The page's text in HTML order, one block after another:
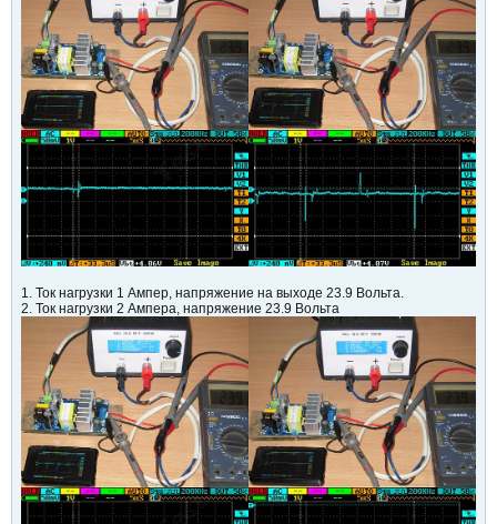
1. Ток нагрузки 1 Ампер, напряжение на выходе 23.9 Вольта.
2. Ток нагрузки 2 Ампера, напряжение 23.9 Вольта